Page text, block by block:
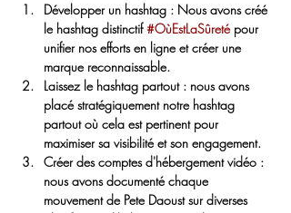
Développer un hashtag : Nous avons créé
le hashtag distinctif #OùEstLaSûreté pour
unifier nos efforts en ligne et créer une
marque reconnaissable.
Laissez le hashtag partout : nous avons
placé stratégiquement notre hashtag
partout où cela est pertinent pour
maximiser sa visibilité et son engagement.
Créer des comptes d'hébergement vidéo :
nous avons documenté chaque
mouvement de Pete Daoust sur diverses